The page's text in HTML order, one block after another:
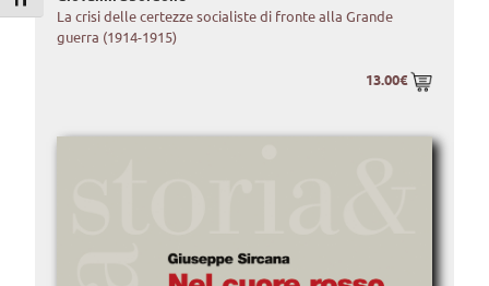
La crisi delle certezze socialiste di fronte alla Grande
guerra (1914-1915)
13.00€